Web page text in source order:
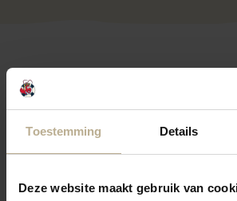
Toestemming Details
Deze website maakt gebruik van
Strandpavillon Zuid-
Antwort unten zu finden ist. Falls